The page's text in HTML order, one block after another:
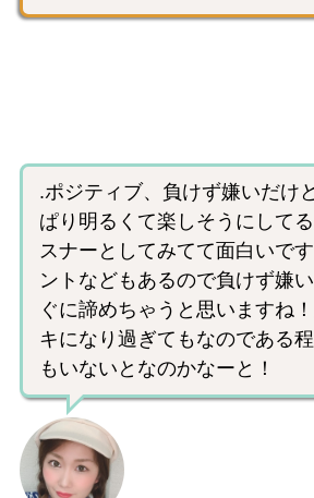
.ポジティブ、負けず嫌いだけ
ぱり明るくて楽しそうにして
スナーとしてみてて面白いで
ントなどもあるので負けず嫌
ぐに諦めちゃうと思いますね
キになり過ぎてもなのである
もいないとなのかなーと！